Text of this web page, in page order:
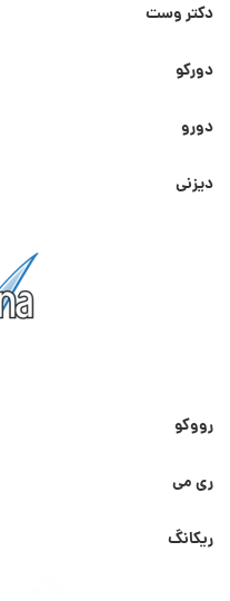
دکتر وست
دورکو
دورو
دیزنی
رووکو
ری می
ریکانگ